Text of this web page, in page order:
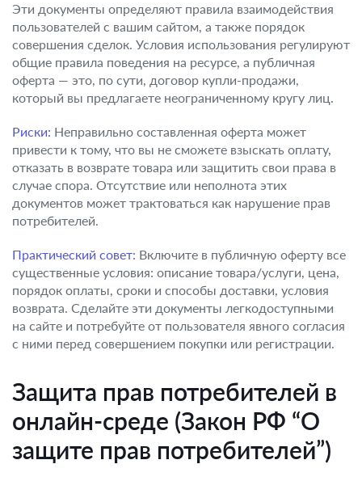
Эти документы определяют правила взаимодействия
пользователей с вашим сайтом, а также порядок
совершения сделок. Условия использования регулируют
общие правила поведения на ресурсе, а публичная
оферта — это, по сути, договор купли-продажи,
который вы предлагаете неограниченному кругу лиц.
Риски: Неправильно составленная оферта может
привести к тому, что вы не сможете взыскать оплату,
отказать в возврате товара или защитить свои права в
случае спора. Отсутствие или неполнота этих
документов может трактоваться как нарушение прав
потребителей.
Практический совет: Включите в публичную оферту все
существенные условия: описание товара/услуги, цена,
порядок оплаты, сроки и способы доставки, условия
возврата. Сделайте эти документы легкодоступными
на сайте и потребуйте от пользователя явного согласия
с ними перед совершением покупки или регистрации.
Защита прав потребителей в
онлайн-среде (Закон РФ “О
защите прав потребителей”)